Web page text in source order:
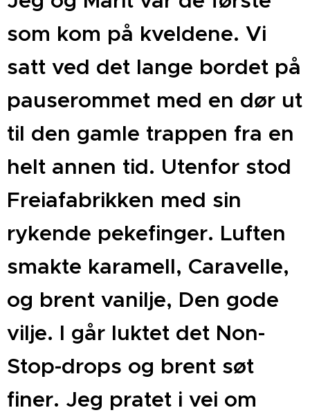
som kom på kveldene. Vi
satt ved det lange bordet på
pauserommet med en dør ut
til den gamle trappen fra en
helt annen tid. Utenfor stod
Freiafabrikken med sin
rykende pekefinger. Luften
smakte karamell, Caravelle,
og brent vanilje, Den gode
vilje. I går luktet det Non-
Stop-drops og brent søt
finer. Jeg pratet i vei om